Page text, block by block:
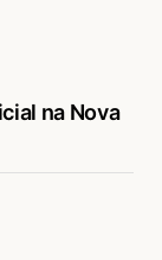
na Nova